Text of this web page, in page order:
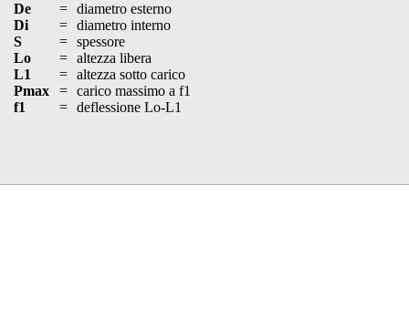
De =
diametro esterno
Di
=
diametro interno
S
=
spessore
Lo
=
altezza libera
L1
=
altezza sotto carico
Pmax
=
carico massimo a f1
f1
= deflessione Lo-L1